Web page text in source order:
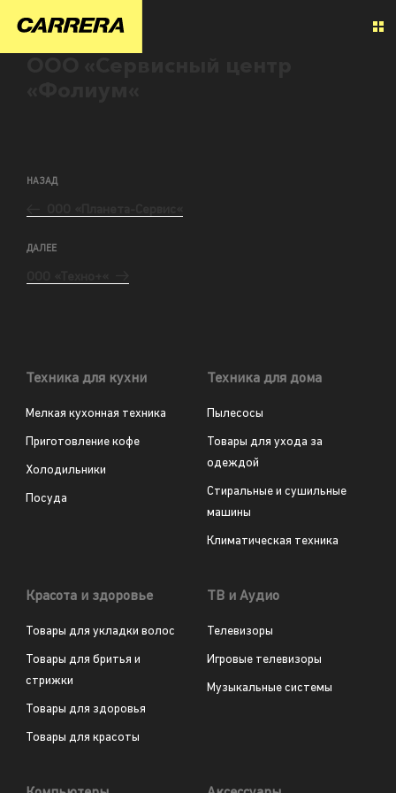
НАЗАД
ДАЛЕЕ
Техника для кухни
Мелкая кухонная техника
Приготовление кофе
Холодильники
Посуда
Техника для дома
Пылесосы
Товары для ухода за
одеждой
Стиральные и сушильные
машины
Климатическая техника
Красота и здоровье
Товары для укладки волос
Товары для бритья и
стрижки
Товары для здоровья
Товары для красоты
ТВ и Аудио
Телевизоры
Игровые телевизоры
Музыкальные системы